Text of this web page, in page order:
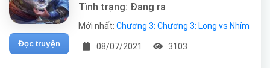
Đọc truyện
Tình trạng: Đang ra
Mới nhất: Chương 3: Chương 3: Long vs Nhím
08/07/2021 3103